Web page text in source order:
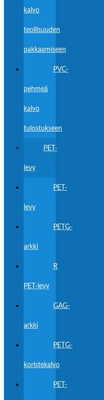
kalvo
teollisuuden
pakkaamiseen
PVC-
pehmeä
kalvo
tulostukseen
PET-
levy
PET-
levy
PETG-
arkki
R
PET-levy
GAG-
arkki
PETG-
koristekalvo
PET-